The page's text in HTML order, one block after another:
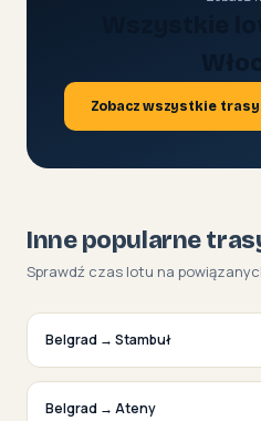
Zobacz wszystkie
Inne popularne
Sprawdź czas lotu na
Belgrad → Stambuł
Belgrad → Ateny